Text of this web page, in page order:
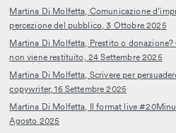
Martina Di Molfetta, Comunicazione
percezione del pubblico, 3 Ottobre 2025
Martina Di Molfetta, Prestito o
non viene restituito, 24 Settembre 2025
Martina Di Molfetta, Scrivere per
copywriter, 16 Settembre 2025
Martina Di Molfetta, Il format live
Agosto 2025